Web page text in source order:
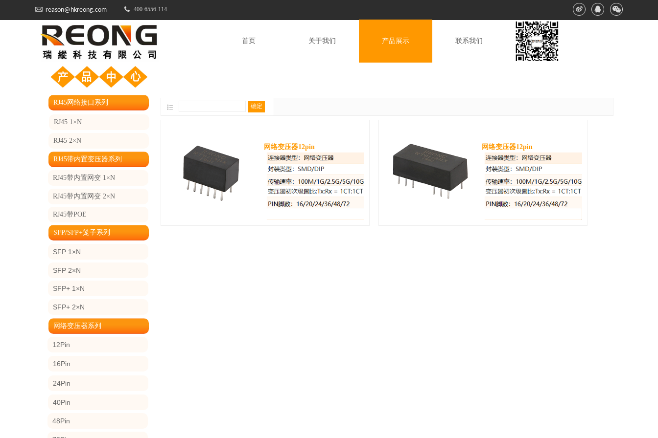
reason@hkreong.com 400-6556-114​​​​​​​
首页 关于我们 产品展示 联系我们
RJ45网络接口系列 确定
网络变压器12pin 网络变压器12pin
RJ45 1×N
RJ45 2×N
RJ45带内置变压器系列
RJ45带内置网变 1×N
RJ45带内置网变 2×N
RJ45带POE
SFP/SFP+笼子系列
SFP 1×N
SFP 2×N
SFP+ 1×N
SFP+ 2×N
网络变压器系列
12Pin
16Pin
24Pin
40Pin
48Pin